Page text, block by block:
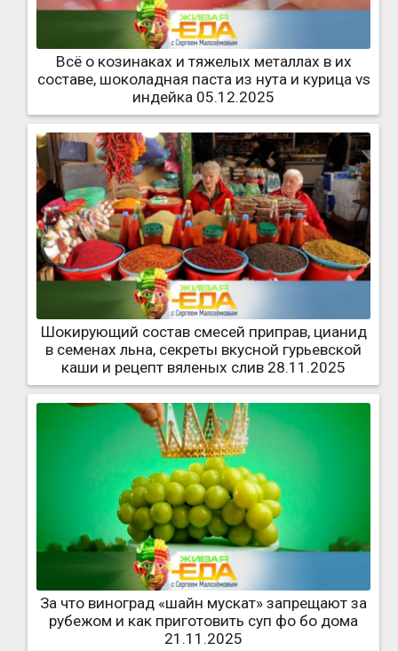
Всё о козинаках и тяжелых металлах в их
составе, шоколадная паста из нута и курица vs
индейка 05.12.2025
Шокирующий состав смесей приправ, цианид
в семенах льна, секреты вкусной гурьевской
каши и рецепт вяленых слив 28.11.2025
За что виноград «шайн мускат» запрещают за
рубежом и как приготовить суп фо бо дома
21.11.2025